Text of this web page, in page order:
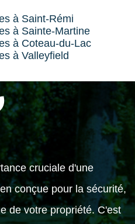
à Saint-Rémi
à Sainte-Martine
à Coteau-du-Lac
à Valleyfield
cruciale d'une
conçue pour la sécurité,
de votre propriété. C'est